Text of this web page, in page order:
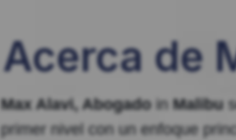
Acerca de
Max Alavi, Abogadoin Malibu
primer nivel con un enfoque